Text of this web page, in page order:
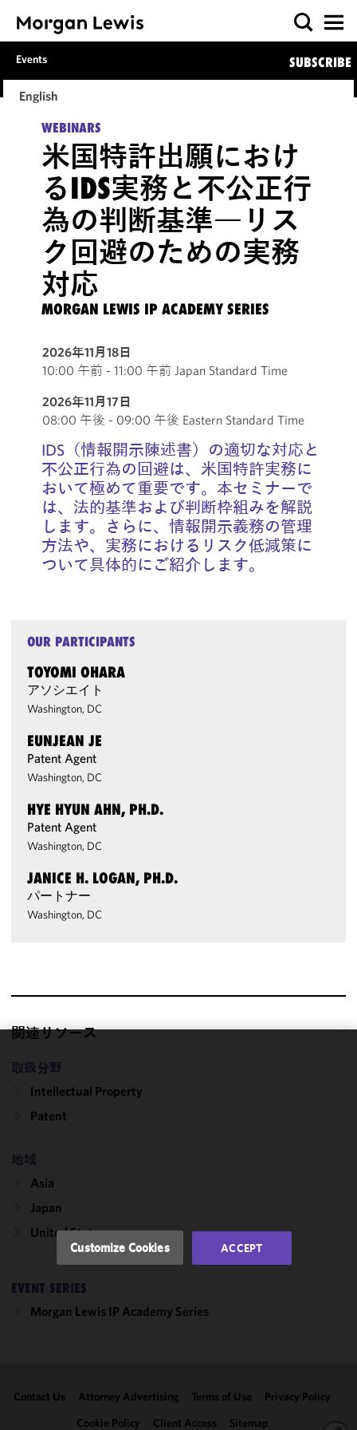
Events SUBSCRIBE
English
WEBINARS
米国特許出願におけ
るIDS実務と不公正行
為の判断基準―リス
ク回避のための実務
対応
MORGAN LEWIS IP ACADEMY SERIES
2026年11月18日
10:00 午前 - 11:00 午前 Japan Standard Time
2026年11月17日
08:00 午後 - 09:00 午後 Eastern Standard Time
IDS（情報開示陳述書）の適切な対応と
不公正行為の回避は、米国特許実務に
おいて極めて重要です。本セミナーで
は、法的基準および判断枠組みを解説
します。さらに、情報開示義務の管理
方法や、実務におけるリスク低減策に
ついて具体的にご紹介します。
OUR PARTICIPANTS
TOYOMI OHARA
アソシエイト
Washington, DC
EUNJEAN JE
Patent Agent
Washington, DC
HYE HYUN AHN, PH.D.
Patent Agent
Washington, DC
JANICE H. LOGAN, PH.D.
パートナー
Washington, DC
関連リソース
取扱分野
Intellectual Property
Patent
地域
Asia
Japan
United States
EVENT SERIES
Morgan Lewis IP Academy Series
Contact Us Attorney Advertising Terms of Use
Privacy Policy
Cookie Policy
Client Access Sitemap
We use
improve the
functionality
performance
of this site
accordance
Cookie
Policy. You
may review
clicking
Customize Cookies ACCEPT